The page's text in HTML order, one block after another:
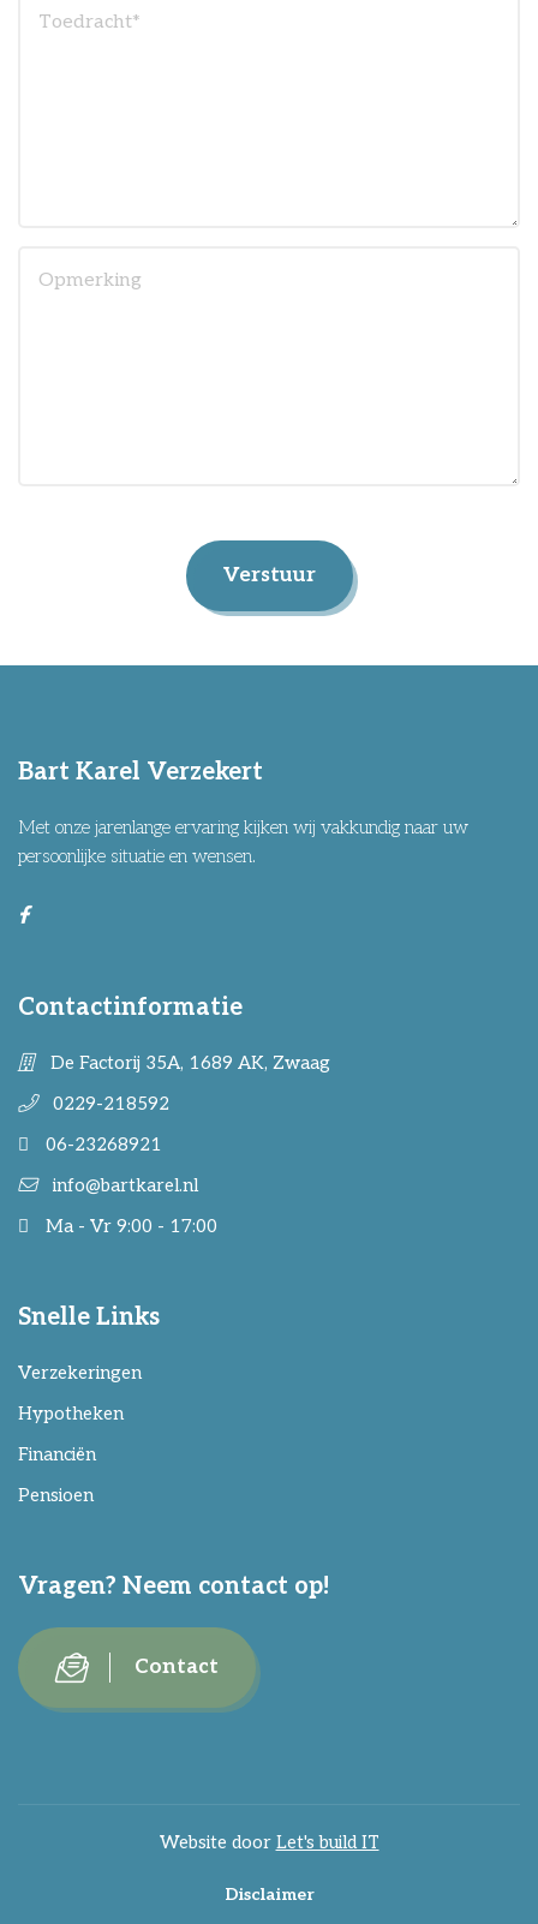
Verstuur
Bart Karel Verzekert
Met onze jarenlange ervaring kijken wij vakkundig naar uw
persoonlijke situatie en wensen.
Contactinformatie
De Factorij 35A, 1689 AK, Zwaag
0229-218592
06-23268921
info@bartkarel.nl
Ma - Vr 9:00 - 17:00
Snelle Links
Verzekeringen
Hypotheken
Financiën
Pensioen
Vragen? Neem contact op!
Contact
Website door Let's build IT
Disclaimer